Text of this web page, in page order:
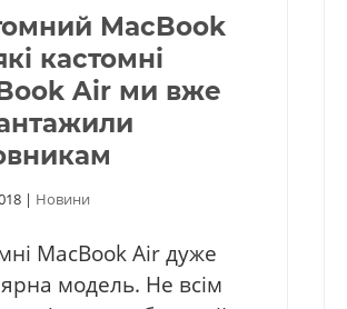
MacBook
кастомні
Air ми вже
| Новини
MacBook Air дуже
модель. Не всім